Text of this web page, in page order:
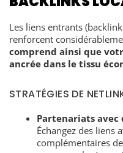
Les liens entrants
renforcent
comprend ainsi que
ancrée dans le tissu
STRATÉGIES DE
Partenariats avec
Échangez des liens
complémentaires